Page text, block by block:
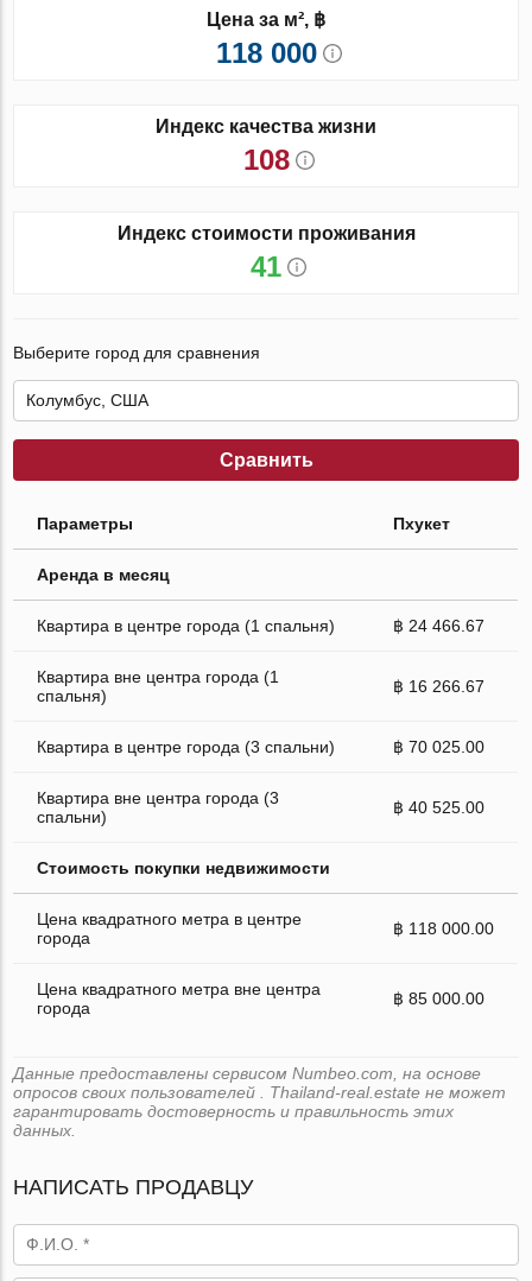
Цена за м², ฿
118 000
Индекс качества жизни
108
Индекс стоимости проживания
41
Выберите город для сравнения
Сравнить
Параметры Пхукет
Аренда в месяц
Квартира в центре города (1 спальня) ฿ 24 466.67
Квартира вне центра города (1
спальня)
฿ 16 266.67
Квартира в центре города (3 спальни) ฿ 70 025.00
Квартира вне центра города (3
спальни)
฿ 40 525.00
Стоимость покупки недвижимости
Цена квадратного метра в центре
города
฿ 118 000.00
Цена квадратного метра вне центра
города
฿ 85 000.00
Данные предоставлены сервисом Numbeo.com, на основе
опросов своих пользователей . Thailand-real.estate не может
гарантировать достоверность и правильность этих
данных.
НАПИСАТЬ ПРОДАВЦУ